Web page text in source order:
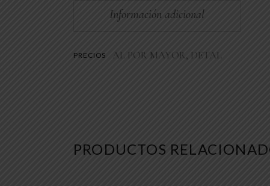
Información adicional
PRECIOS AL POR MAYOR, DETAL
PRODUCTOS